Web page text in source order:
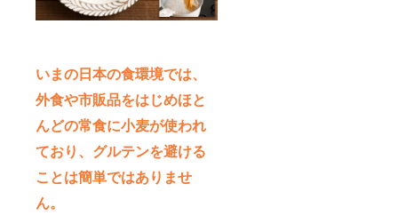
いまの日本の食環境では、
外食や市販品をはじめほと
んどの常食に小麦が使われ
ており、グルテンを避ける
ことは簡単ではありませ
ん。